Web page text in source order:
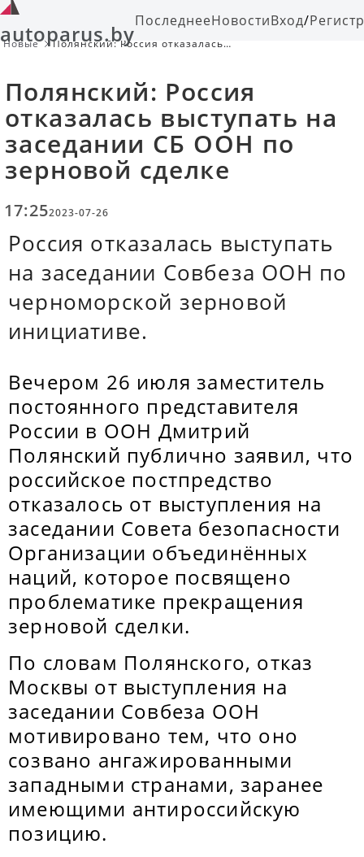
autoparus.byПоследнееНовостиВход/
Новые
Полянский: Россия отказалась
Полянский: Россия
отказалась выступать на
заседании СБ ООН по
зерновой сделке
17:252023-07-26
Россия отказалась выступать
на заседании Совбеза ООН по
черноморской зерновой
инициативе.
Вечером 26 июля заместитель
постоянного представителя
России в ООН Дмитрий
Полянский публично заявил, что
российское постпредство
отказалось от выступления на
заседании Совета безопасности
Организации объединённых
наций, которое посвящено
проблематике прекращения
зерновой сделки.
По словам Полянского, отказ
Москвы от выступления на
заседании Совбеза ООН
мотивировано тем, что оно
созвано ангажированными
западными странами, заранее
имеющими антироссийскую
позицию.